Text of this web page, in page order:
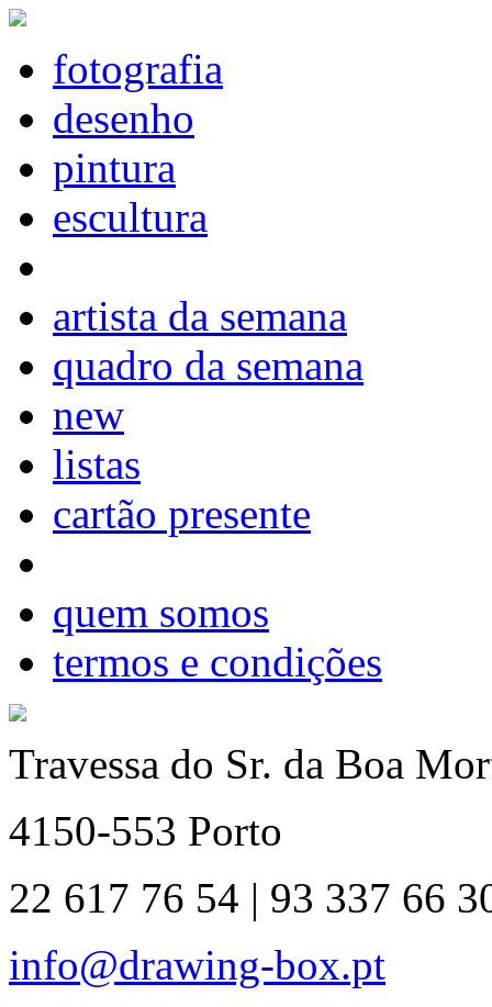
fotografia
desenho
pintura
escultura
artista da semana
quadro da semana
new
listas
cartão presente
quem somos
termos e condições
Travessa do Sr. da Boa
4150-553 Porto
22 617 76 54 | 93 337 66
info@drawing-box.pt